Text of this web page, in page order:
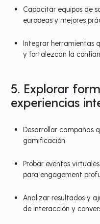
Capacitar equipos de
europeas y mejores
Integrar herramientas
y fortalezcan la
5. Explorar
experiencias
Desarrollar campañas
gamificación.
Probar eventos
para engagement
Analizar resultados y
de interacción y